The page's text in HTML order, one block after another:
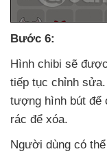
Bước 6:
Hình chibi sẽ
tiếp tục chỉnh sửa
tượng hình bút để
rác để xóa.
Người dùng có